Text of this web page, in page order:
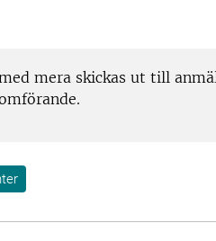
mera skickas ut till